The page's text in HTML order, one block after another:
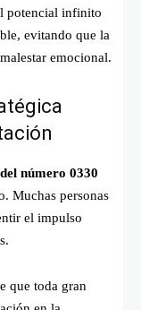
potencial infinito
evitando que la
emocional.
número 0330
Muchas personas
el impulso
que toda gran